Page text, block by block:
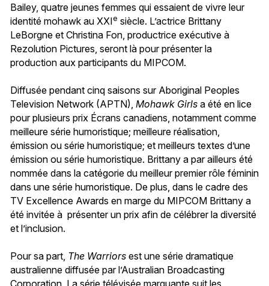
Bailey, quatre jeunes femmes qui essaient de vivre leur
identité mohawk au XXIe siècle. L’actrice Brittany
LeBorgne et Christina Fon, productrice exécutive à
Rezolution Pictures, seront là pour présenter la
production aux participants du MIPCOM.
Diffusée pendant cinq saisons sur Aboriginal Peoples
Television Network (APTN), Mohawk Girls a été en lice
pour plusieurs prix Écrans canadiens, notamment comme
meilleure série humoristique; meilleure réalisation,
émission ou série humoristique; et meilleurs textes d’une
émission ou série humoristique. Brittany a par ailleurs été
nommée dans la catégorie du meilleur premier rôle féminin
dans une série humoristique. De plus, dans le cadre des
TV Excellence Awards en marge du MIPCOM Brittany a
été invitée à présenter un prix afin de célébrer la diversité
et l’inclusion.
Pour sa part, The Warriors est une série dramatique
australienne diffusée par l’Australian Broadcasting
Corporation. La série télévisée marquante suit les